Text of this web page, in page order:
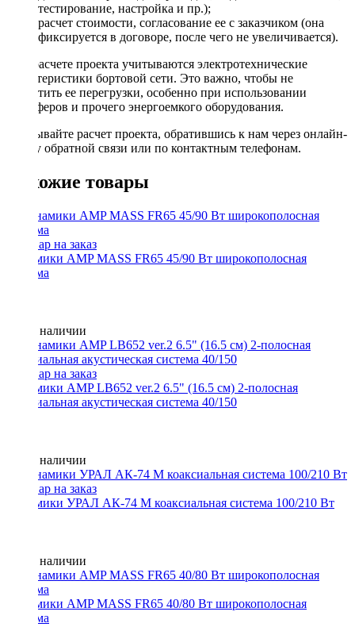
тестирование, настройка и пр.);
расчет стоимости, согласование ее с заказчиком (она
фиксируется в договоре, после чего не увеличивается).
При расчете проекта учитываются электротехнические
характеристики бортовой сети. Это важно, чтобы не
допустить ее перегрузки, особенно при использовании
сабвуферов и прочего энергоемкого оборудования.
Заказывайте расчет проекта, обратившись к нам через онлайн-
форму обратной связи или по контактным телефонам.
Похожие товары
Динамики AMP MASS FR65 45/90 Вт широкополосная
система
Нет в наличии
Динамики AMP LB652 ver.2 6.5" (16.5 см) 2-полосная
коаксиальная акустическая система 40/150
Нет в наличии
Динамики УРАЛ АК-74 М коаксиальная система 100/210 Вт
Нет в наличии
Динамики AMP MASS FR65 40/80 Вт широкополосная
система